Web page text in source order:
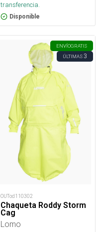
transferencia.
Disponible
ENVÍOGRATIS
ÚLTIMAS3
OUTod110302
Chaqueta Roddy Storm
Cag
Lomo